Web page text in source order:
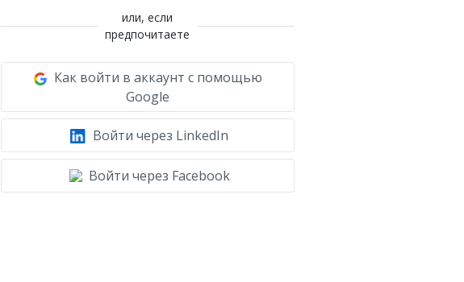
или, если
предпочитаете
Как войти в аккаунт с помощью
Google
Войти через LinkedIn
Войти через Facebook